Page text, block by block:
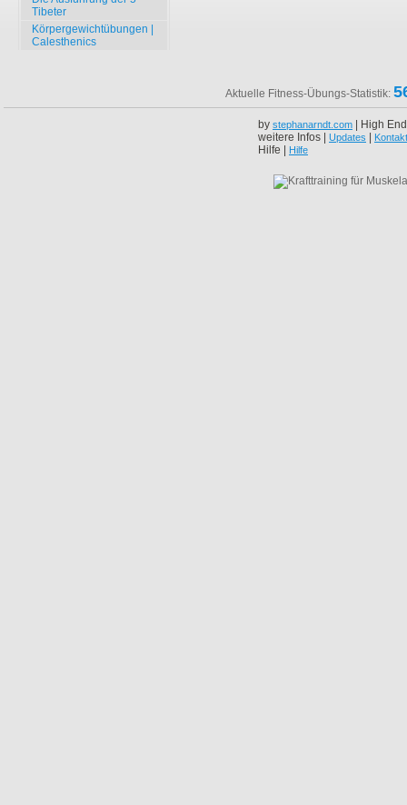
Tibeter
Körpergewichtübungen |
Calesthenics
Aktuelle Fitness-Übungs-Statistik:
by stephanarndt.com | High
weitere Infos | Updates Kontakt
Hilfe | Hilfe